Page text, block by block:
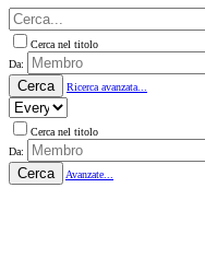
Cerca nel titolo
Da:
Cerca Ricerca avanzata...
Cerca nel titolo
Da:
Cerca Avanzate...